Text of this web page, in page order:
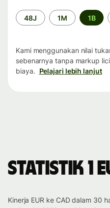
Periode
waktu
48J 1M 1B
Kami menggunakan nilai
sebenarnya tanpa markup
biaya. Pelajari lebih lanjut
Statistik 1
Kinerja EUR ke CAD dalam 30